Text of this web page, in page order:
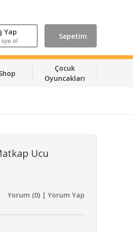
Yap
üye ol
Sepetim
Çocuk
Oyuncakları
Ucu
Yorum (0) | Yorum Yap